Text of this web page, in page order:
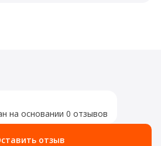
на основании 0 отзывов
отзыв